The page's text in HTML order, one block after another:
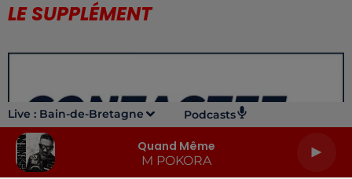
Live : Bain-de-Bretagne Podcasts
Quand Même
M POKORA
LE SUPPLÉMENT